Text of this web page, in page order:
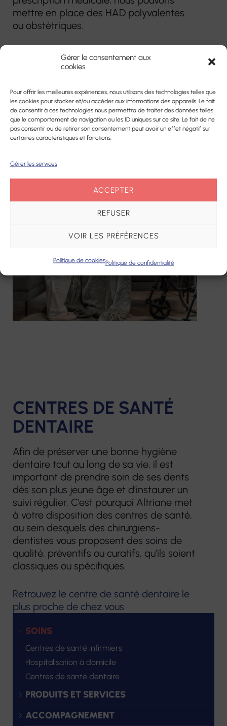
Gérer le consentement aux
cookies
Pour offrir les meilleures expériences, nous utilisons des technologies telles que
les cookies pour stocker et/ou accéder aux informations des appareils. Le fait
de consentir à ces technologies nous permettra de traiter des données telles
que le comportement de navigation ou les ID uniques sur ce site. Le fait de ne
pas consentir ou de retirer son consentement peut avoir un effet négatif sur
certaines caractéristiques et fonctions.
Gérer les services
ACCEPTER
REFUSER
VOIR LES PRÉFÉRENCES
Politique de cookiesPolitique de confidentialité
mettre en place des HAD polyvalentes
ou obstétriques.
Retrouvez l’équipe pluridisciplinaire de
l’établissement d’Hospitalisation A
Téléchargez le livret d’accueil -
Hospitalisation A Domicile
CENTRES DE SANTÉ
DENTAIRE
Afin de préserver une bonne hygiène
dentaire tout au long de sa vie, il est
important de prendre soin de ses dents
dès son plus jeune âge et d’instaurer un
suivi régulier. C’est pourquoi Altriane met
à votre disposition des centres de santé,
au sein desquels des chirurgiens-
dentistes vous proposent des soins de
qualité, préventifs ou curatifs, qu’ils soient
classiques ou spécifiques.
Retrouvez le centre de santé dentaire le
plus proche de chez vous
SOINS
Centres de santé infirmiers
Hospitalisation à domicile
Centres de santé dentaire
PRODUITS ET SERVICES
ACCOMPAGNEMENT